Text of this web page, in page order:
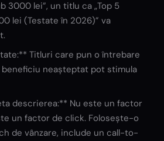
3000 lei”, un titlu ca „Top 5
lei (Testate în 2026)” va
Titluri care pun o întrebare
beneficiu neașteptat pot stimula
descrierea:** Nu este un factor
un factor de click. Folosește-o
de vânzare, include un call-to-